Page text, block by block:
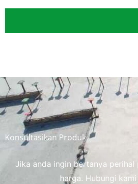
Konsultasikan Produk
Jika anda ingin bertanya
harga. Hubungi